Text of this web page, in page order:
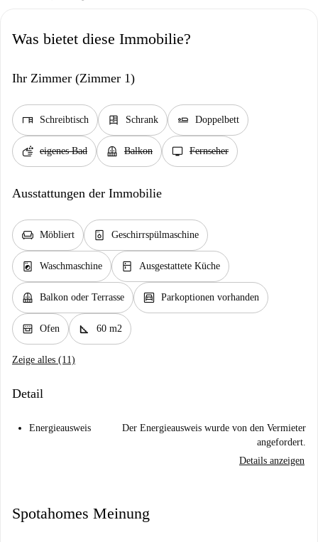
Was bietet diese Immobilie?
Ihr Zimmer (Zimmer 1)
desk Schreibtisch dresser Schrank airline_seat_flat Doppelbett
soap eigenes Bad balcony Balkon tv Fernseher
Ausstattungen der Immobilie
chair Möbliert dishwasher_gen Geschirrspülmaschine
local_laundry_service Waschmaschine kitchen Ausgestattete Küche
balcony Balkon oder Terrasse garage Parkoptionen vorhanden
oven_gen Ofen square_foot 60 m2
Zeige alles (11)
Detail
Energieausweis
Der Energieausweis wurde von den Vermieter
angefordert.
Details anzeigen
Spotahomes Meinung